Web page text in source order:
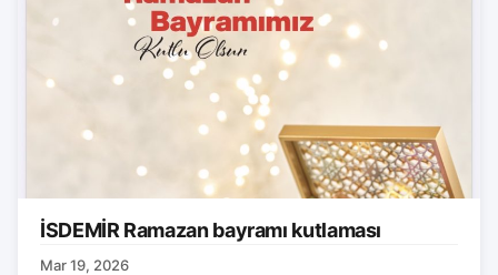
İSDEMİR Ramazan bayramı kutlaması
Mar 19, 2026